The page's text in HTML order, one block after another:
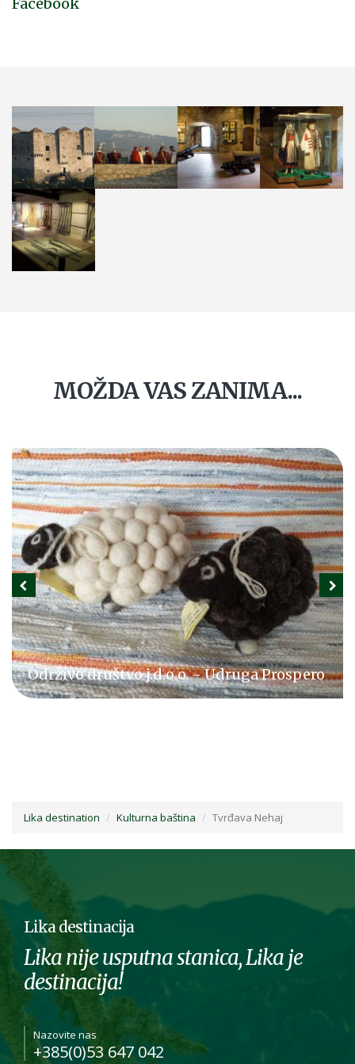
MOŽDA VAS ZANIMA...
Održivo društvo j.d.o.o. - Udruga Prospero
Lika destination Kulturna baština Tvrđava Nehaj
Lika destinacija
Lika nije usputna stanica, Lika je
destinacija!
Nazovite nas
+385(0)53 647 042